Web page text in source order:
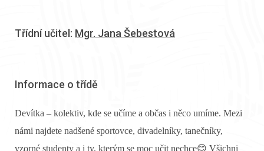
Třídní učitel: Mgr. Jana Šebestová
Informace o třídě
Devítka – kolektiv, kde se učíme a občas i něco umíme. Mezi
námi najdete nadšené sportovce, divadelníky, tanečníky,
vzorné studenty a i ty, kterým se moc učit nechce😊 Všichni